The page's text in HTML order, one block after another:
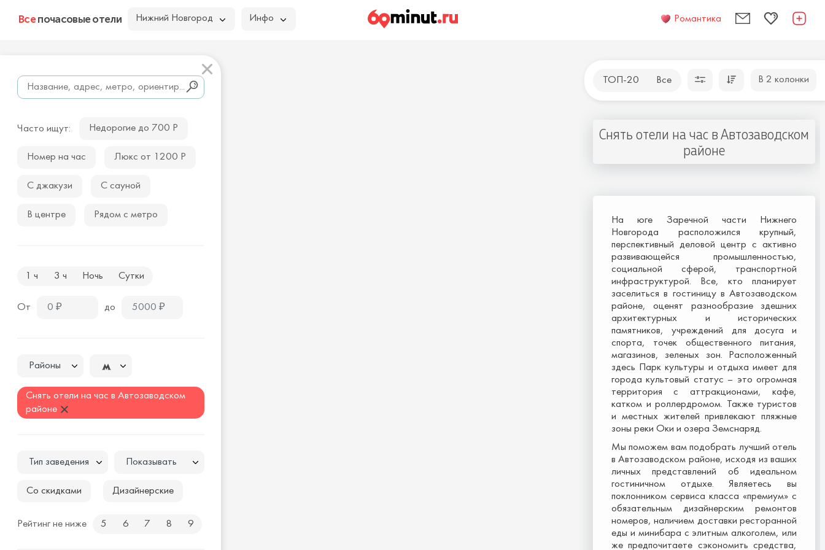
Всепочасовые отели Нижний Новгород Инфо Романтика
ТОП-20 Все В 2 колонки
Часто ищут: Недорогие до 700 Р
Номер на час Люкс от 1200 Р
С джакузи С сауной
В центре Рядом с метро
1 ч 3 ч Ночь Сутки
От до
Районы
Снять отели на час в Автозаводском
районе
Тип заведения Показывать
Со скидками Дизайнерские
Рейтинг не ниже 5 6 7 8 9
Снять отели на час в Автозаводском
районе
На юге Заречной части Нижнего
Новгорода расположился крупный,
перспективный деловой центр с активно
развивающейся промышленностью,
социальной сферой, транспортной
инфраструктурой. Все, кто планирует
заселиться в гостиницу в Автозаводском
районе, оценят разнообразие здешних
архитектурных и исторических
памятников, учреждений для досуга и
спорта, точек общественного питания,
магазинов, зеленых зон. Расположенный
здесь Парк культуры и отдыха имеет для
города культовый статус – это огромная
территория с аттракционами, кафе,
катком и роллердромом. Также туристов
и местных жителей привлекают пляжные
зоны реки Оки и озера Земснаряд.
Мы поможем вам подобрать лучший отель
в Автозаводском районе, исходя из ваших
личных представлений об идеальном
гостиничном отдыхе. Являетесь вы
поклонником сервиса класса «премиум» с
обязательным дизайнерским ремонтов
номеров, наличием доставки ресторанной
еды и минибара с элитным алкоголем, или
же предпочитаете сэкономить средства,